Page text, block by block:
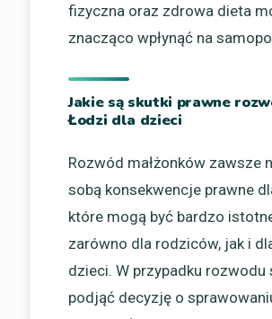
fizyczna oraz zdrowa dieta
znacząco wpłynąć na
Jakie są skutki prawne
Łodzi dla dzieci
Rozwód małżonków zawsze
sobą konsekwencje prawne
które mogą być bardzo
zarówno dla rodziców, jak i
dzieci. W przypadku rozwodu
podjąć decyzję o